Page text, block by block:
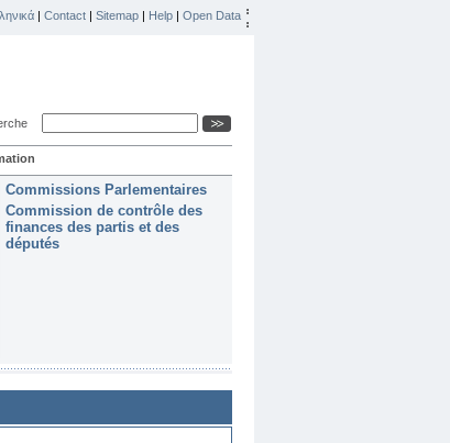
| Contact | Sitemap | Help | Open Data
Commissions Parlementaires
Commission de contrôle des
finances des partis et des
députés